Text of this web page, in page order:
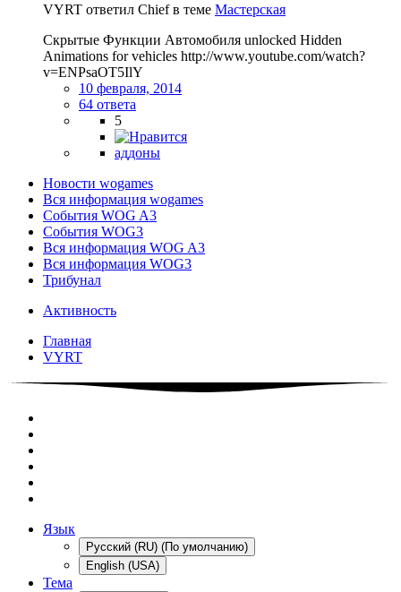
VYRT ответил Chief в теме Мастерская
Скрытые Функции Автомобиля unlocked Hidden
Animations for vehicles http://www.youtube.com/watch?
v=ENPsaOT5IlY
10 февраля, 2014
64 ответа
5
аддоны
Новости wogames
Вся информация wogames
События WOG A3
События WOG3
Вся информация WOG A3
Вся информация WOG3
Трибунал
Активность
Главная
VYRT
Язык
Русский (RU) (По умолчанию)
English (USA)
Тема